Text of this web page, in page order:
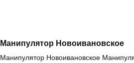
Манипулятор Новоивановское
Манипулятор Новоивановское